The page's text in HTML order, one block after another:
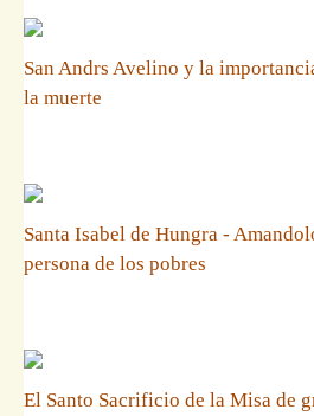
San Andrs Avelino y la
la muerte
Santa Isabel de Hungra -
persona de los pobres
El Santo Sacrificio de la Misa de